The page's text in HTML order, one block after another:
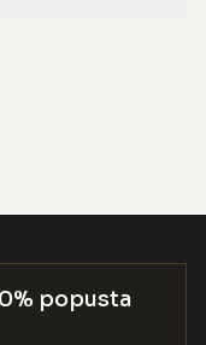
popusta